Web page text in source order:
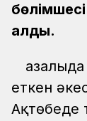
алды.
еткен
Ақтөбеде